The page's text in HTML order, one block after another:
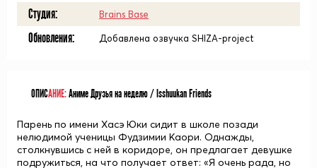
Студия: Brains Base
Обновления: Добавлена озвучка SHIZA-project
ОПИСАНИЕ:Аниме Друзья на неделю / Isshuukan Friends
Парень по имени Хасэ Юки сидит в школе позади
нелюдимой ученицы Фудзимии Каори. Однажды,
столкнувшись с ней в коридоре, он предлагает девушке
подружиться, на что получает ответ: «Я очень рада, но